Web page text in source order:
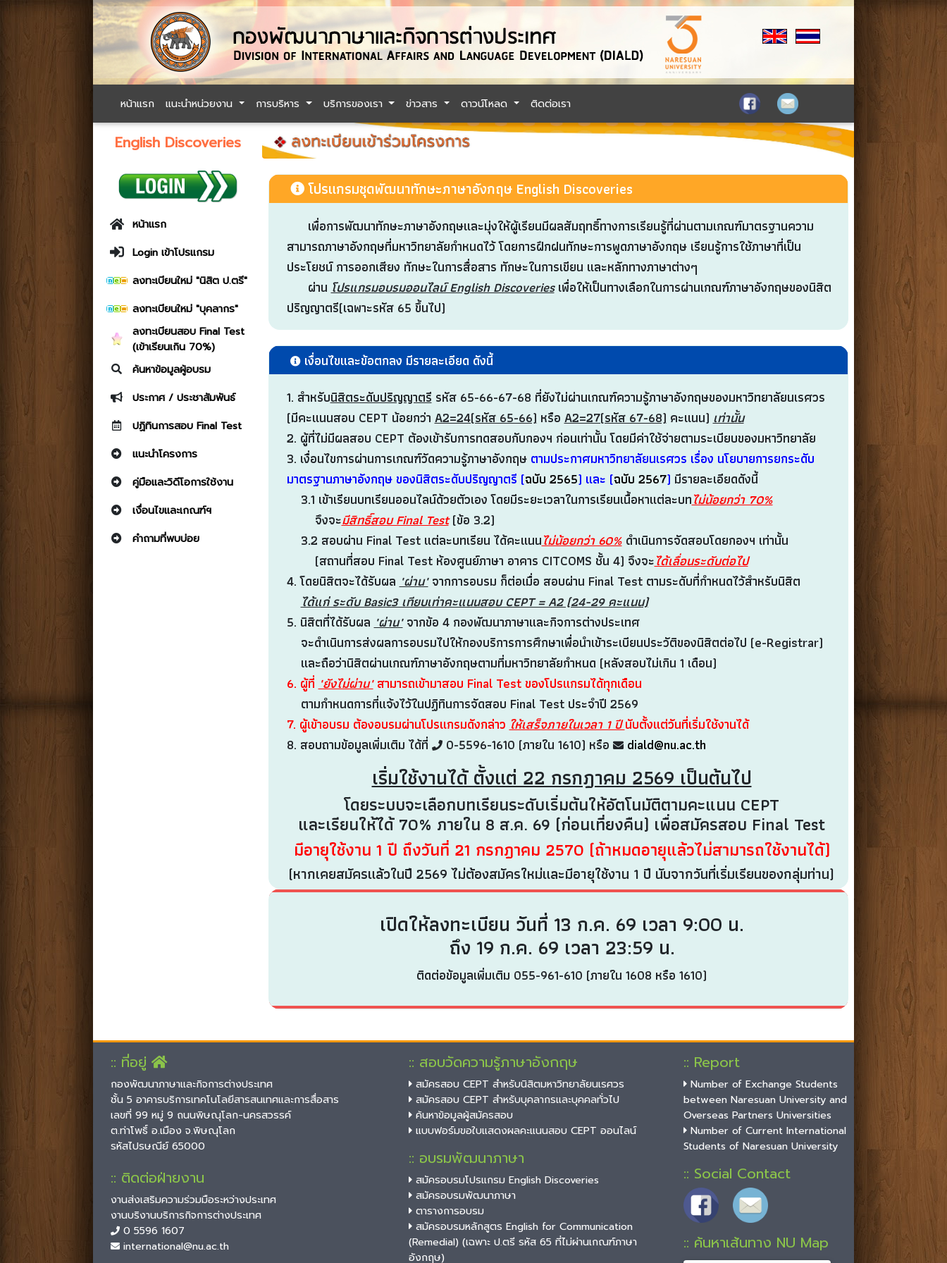
หน้าแรก แนะนำหน่วยงาน การบริหาร บริการของเรา ข่าวสาร ดาวน์โหลด ติดต่อเรา
English Discoveries
หน้าแรก
Login เข้าโปรแกรม
ลงทะเบียนใหม่ "นิสิต ป.ตรี"
ลงทะเบียนใหม่ "บุคลากร"
ลงทะเบียนสอบ Final Test
(เข้าเรียนเกิน 70%)
ค้นหาข้อมูลผู้อบรม
ประกาศ / ประชาสัมพันธ์
ปฏิทินการสอบ Final Test
แนะนำโครงการ
คู่มือและวิดีโอการใช้งาน
เงื่อนไขและเกณฑ์ฯ
คำถามที่พบบ่อย
โปรแกรมชุดพัฒนาทักษะภาษาอังกฤษ English Discoveries
เพื่อการพัฒนาทักษะภาษาอังกฤษและมุ่งให้ผู้เรียนมีผลสัมฤทธิ์ทางการเรียนรู้ที่ผ่านตามเกณฑ์มาตรฐานความ
สามารถภาษาอังกฤษที่มหาวิทยาลัยกำหนดไว้ โดยการฝึกฝนทักษะการพูดภาษาอังกฤษ เรียนรู้การใช้ภาษาที่เป็น
ประโยชน์ การออกเสียง ทักษะในการสื่อสาร ทักษะในการเขียน และหลักทางภาษาต่างๆ
ผ่านโปรแกรมอบรมออนไลน์ English Discoveriesเพื่อให้เป็นทางเลือกในการผ่านเกณฑ์ภาษาอังกฤษของนิสิต
ปริญญาตรี(เฉพาะรหัส 65 ขึ้นไป)
เงื่อนไขและข้อตกลง มีรายละเอียด ดังนี้
1. สำหรับนิสิตระดับปริญญาตรีรหัส 65-66-67-68 ที่ยังไม่ผ่านเกณฑ์ความรู้ภาษาอังกฤษของมหาวิทยาลัยนเรศวร
(มีคะแนนสอบ CEPT น้อยกว่าA2=24(รหัส 65-66)หรือA2=27(รหัส 67-68)คะแนน)เท่านั้น
2. ผู้ที่ไม่มีผลสอบ CEPT ต้องเข้ารับการทดสอบกับกองฯ ก่อนเท่านั้น โดยมีค่าใช้จ่ายตามระเบียบของมหาวิทยาลัย
3. เงื่อนไขการผ่านการเกณฑ์วัดความรู้ภาษาอังกฤษ ตามประกาศมหาวิทยาลัยนเรศวร เรื่อง นโยบายการยกระดับ
มาตรฐานภาษาอังกฤษ ของนิสิตระดับปริญญาตรี (ฉบับ 2565) และ (ฉบับ 2567) มีรายละเอียดดังนี้
3.1 เข้าเรียนบทเรียนออนไลน์ด้วยตัวเอง โดยมีระยะเวลาในการเรียนเนื้อหาแต่ละบทไม่น้อยกว่า 70%
จึงจะมีสิทธิ์สอบ Final Test(ข้อ 3.2)
3.2 สอบผ่าน Final Test แต่ละบทเรียน ได้คะแนนไม่น้อยกว่า 60%ดำเนินการจัดสอบโดยกองฯ เท่านั้น
(สถานที่สอบ Final Test ห้องศูนย์ภาษา อาคาร CITCOMS ชั้น 4) จึงจะได้เลื่อนระดับต่อไป
4. โดยนิสิตจะได้รับผล"ผ่าน"จากการอบรม ก็ต่อเมื่อ สอบผ่าน Final Test ตามระดับที่กำหนดไว้สำหรับนิสิต
ได้แก่ ระดับ Basic3 เทียบเท่าคะแนนสอบ CEPT = A2 (24-29 คะแนน)
5. นิสิตที่ได้รับผล"ผ่าน"จากข้อ 4 กองพัฒนาภาษาและกิจการต่างประเทศ
จะดำเนินการส่งผลการอบรมไปให้กองบริการการศึกษาเพื่อนำเข้าระเบียนประวัติของนิสิตต่อไป (e-Registrar)
และถือว่านิสิตผ่านเกณฑ์ภาษาอังกฤษตามที่มหาวิทยาลัยกำหนด (หลังสอบไม่เกิน 1 เดือน)
6. ผู้ที่"ยังไม่ผ่าน"สามารถเข้ามาสอบ Final Test ของโปรแกรมได้ทุกเดือน
ตามกำหนดการที่แจ้งไว้ในปฏิทินการจัดสอบ Final Test ประจำปี 2569
7. ผู้เข้าอบรม ต้องอบรมผ่านโปรแกรมดังกล่าวให้เสร็จภายในเวลา 1 ปีนับตั้งแต่วันที่เริ่มใช้งานได้
8. สอบถามข้อมูลเพิ่มเติม ได้ที่
0-5596-1610 (ภายใน 1610) หรือ diald@nu.ac.th
เริ่มใช้งานได้ ตั้งแต่ 22 กรกฎาคม 2569 เป็นต้นไป
โดยระบบจะเลือกบทเรียนระดับเริ่มต้นให้อัตโนมัติตามคะแนน CEPT
และเรียนให้ได้ 70% ภายใน 8 ส.ค. 69 (ก่อนเที่ยงคืน) เพื่อสมัครสอบ Final Test
มีอายุใช้งาน 1 ปี ถึงวันที่ 21 กรกฎาคม 2570 (ถ้าหมดอายุแล้วไม่สามารถใช้งานได้)
(หากเคยสมัครแล้วในปี 2569 ไม่ต้องสมัครใหม่และมีอายุใช้งาน 1 ปี นับจากวันที่เริ่มเรียนของกลุ่มท่าน)
เปิดให้ลงทะเบียน วันที่ 13 ก.ค. 69 เวลา 9:00 น.
ถึง 19 ก.ค. 69 เวลา 23:59 น.
ติดต่อข้อมูลเพิ่มเติม 055-961-610 (ภายใน 1608 หรือ 1610)
:: ที่อยู่
กองพัฒนาภาษาและกิจการต่างประเทศ
ชั้น 5 อาคารบริการเทคโนโลยีสารสนเทศและการสื่อสาร
เลขที่ 99 หมู่ 9 ถนนพิษณุโลก-นครสวรรค์
ต.ท่าโพธิ์ อ.เมือง จ.พิษณุโลก
รหัสไปรษณีย์ 65000
:: ติดต่อฝ่ายงาน
งานส่งเสริมความร่วมมือระหว่างประเทศ
งานบริงานบริการกิจการต่างประเทศ
0 5596 1607
international@nu.ac.th
:: สอบวัดความรู้ภาษาอังกฤษ
สมัครสอบ CEPT สำหรับนิสิตมหาวิทยาลัยนเรศวร
สมัครสอบ CEPT สำหรับบุคลากรและบุคคลทั่วไป
ค้นหาข้อมูลผู้สมัครสอบ
แบบฟอร์มขอใบแสดงผลคะแนนสอบ CEPT ออนไลน์
:: อบรมพัฒนาภาษา
สมัครอบรมโปรแกรม English Discoveries
สมัครอบรมพัฒนาภาษา
ตารางการอบรม
สมัครอบรมหลักสูตร English for Communication
(Remedial) (เฉพาะ ป.ตรี รหัส 65 ที่ไม่ผ่านเกณฑ์ภาษา
อังกฤษ)
:: Report
Number of Exchange Students
between Naresuan University and
Overseas Partners Universities
Number of Current International
Students of Naresuan University
:: Social Contact
:: ค้นหาเส้นทาง NU Map